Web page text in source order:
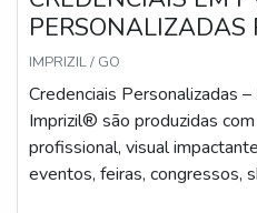
PERSONALIZADAS
IMPRIZIL / GO
Credenciais Personalizadas
Imprizil® são produzidas
profissional, visual
eventos, feiras, congressos,